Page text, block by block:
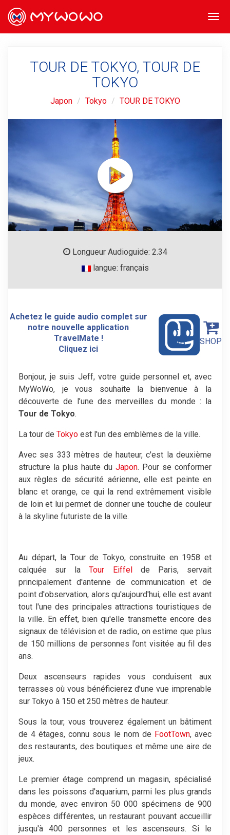
TOUR DE TOKYO, TOUR DE
TOKYO
Japon Tokyo TOUR DE TOKYO
Longueur Audioguide: 2.34
langue: français
Achetez le guide audio complet sur
notre nouvelle application
TravelMate !
Cliquez ici
SHOP
Bonjour, je suis Jeff, votre guide personnel et, avec
MyWoWo, je vous souhaite la bienvenue à la
découverte de l’une des merveilles du monde : la
Tour de Tokyo.
La tour de Tokyo est l'un des emblèmes de la ville.
Avec ses 333 mètres de hauteur, c'est la deuxième
structure la plus haute du Japon. Pour se conformer
aux règles de sécurité aérienne, elle est peinte en
blanc et orange, ce qui la rend extrêmement visible
de loin et lui permet de donner une touche de couleur
à la skyline futuriste de la ville.
Au départ, la Tour de Tokyo, construite en 1958 et
calquée sur laTour Eiffelde Paris, servait
principalement d'antenne de communication et de
point d'observation, alors qu'aujourd'hui, elle est avant
tout l'une des principales attractions touristiques de
la ville. En effet, bien qu'elle transmette encore des
signaux de télévision et de radio, on estime que plus
de 150 millions de personnes l’ont visitée au fil des
ans.
Deux ascenseurs rapides vous conduisent aux
terrasses où vous bénéficierez d’une vue imprenable
sur Tokyo à 150 et 250 mètres de hauteur.
Sous la tour, vous trouverez également un bâtiment
de 4 étages, connu sous le nom de FootTown, avec
des restaurants, des boutiques et même une aire de
jeux.
Le premier étage comprend un magasin, spécialisé
dans les poissons d'aquarium, parmi les plus grands
du monde, avec environ 50 000 spécimens de 900
espèces différentes, un restaurant pouvant accueillir
jusqu'à 400 personnes et les ascenseurs. Si le